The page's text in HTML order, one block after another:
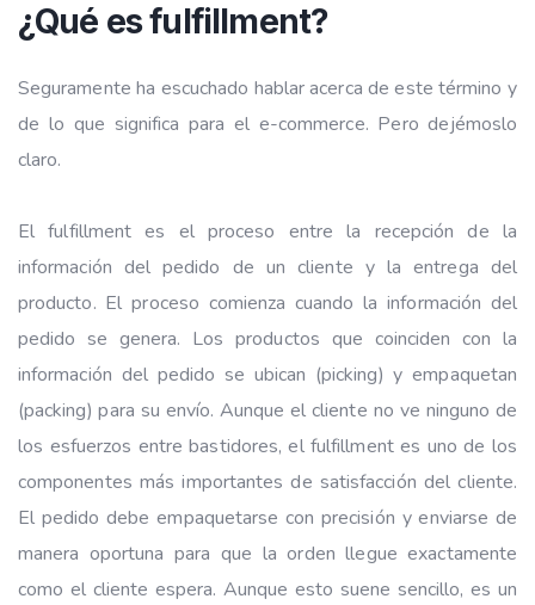
¿Qué es fulfillment?
Seguramente ha escuchado hablar acerca de este término y
de lo que significa para el e-commerce. Pero dejémoslo
claro.
El fulfillment es el proceso entre la recepción de la
información del pedido de un cliente y la entrega del
producto. El proceso comienza cuando la información del
pedido se genera. Los productos que coinciden con la
información del pedido se ubican (picking) y empaquetan
(packing) para su envío. Aunque el cliente no ve ninguno de
los esfuerzos entre bastidores, el fulfillment es uno de los
componentes más importantes de satisfacción del cliente.
El pedido debe empaquetarse con precisión y enviarse de
manera oportuna para que la orden llegue exactamente
como el cliente espera. Aunque esto suene sencillo, es un